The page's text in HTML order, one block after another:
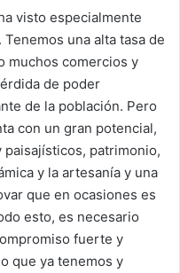
visto especialmente
una alta tasa de
muchos comercios y
de poder
de la población. Pero
con un gran potencial,
patrimonio,
y la artesanía y una
que en ocasiones es
esto, es necesario
fuerte y
que ya tenemos y